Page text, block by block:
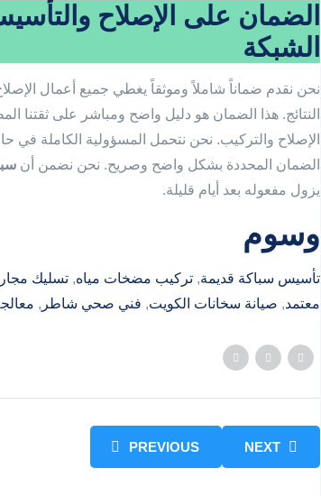
الضمان على الإصلاح
الشبكة
نحن نقدم ضماناً شاملاً وموثقاً يغطي جميع أعمال
النتائج. هذا الضمان هو دليل واضح ومباشر على ثقتنا
الإصلاح والتركيب. نحن نتحمل المسؤولية الكاملة
الضمان المحددة بشكل واضح وصريح. نحن نضمن أن
يزول مفعوله بعد أيام قليلة.
وسوم
تأسيس سباكة قديمة, تركيب مضخات مياه, تسليك
معتمد, صيانة سخانات الكويت, فني صحي شاطر ,
PREVIOUS NEXT